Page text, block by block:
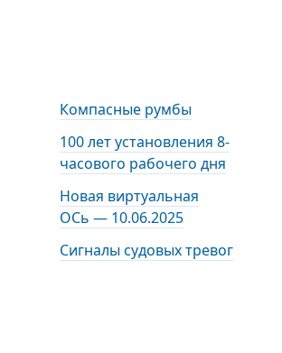
Компасные румбы
100 лет установления 8-
часового рабочего дня
Новая виртуальная
ОСь — 10.06.2025
Сигналы судовых тревог